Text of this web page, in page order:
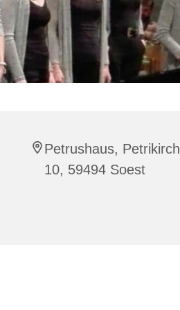
Petrushaus,
10, 59494 Soest